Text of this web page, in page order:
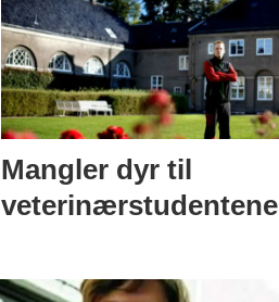
Mangler dyr til
veterinærstudentene